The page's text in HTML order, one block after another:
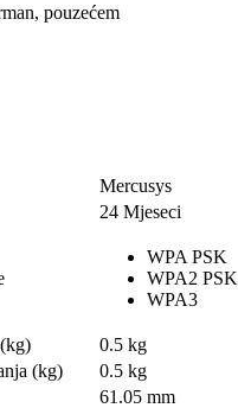
pouzećem
Mercusys
24 Mjeseci
WPA PSK
WPA2 PSK
WPA3
0.5 kg
(kg)
0.5 kg
61.05 mm